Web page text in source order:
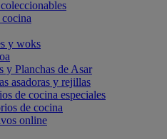
cocina
y woks
y Planchas de Asar
asadoras y rejillas
de cocina especiales
de cocina
online